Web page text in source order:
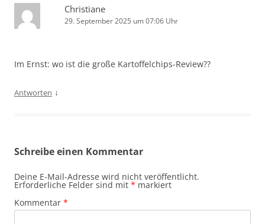
Christiane
29. September 2025 um 07:06 Uhr
Im Ernst: wo ist die große Kartoffelchips-Review??
Antworten ↓
Schreibe einen Kommentar
Deine E-Mail-Adresse wird nicht veröffentlicht.
Erforderliche Felder sind mit * markiert
Kommentar *